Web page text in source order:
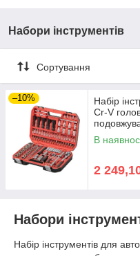
Набори інструментів
Сортування
–10%
Набір
Cr-V
В
2
Набори
Набір інструментів для